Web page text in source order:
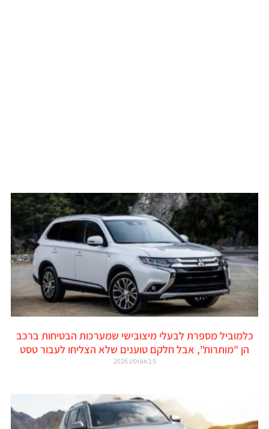
כלמוביל מספרת לבעלי מיצובישי שמערכות הבטיחות ברכב
הן "מותרות", אבל חלקם טוענים שלא הצליחו לעבור טסט
5 באוגוסט 2026